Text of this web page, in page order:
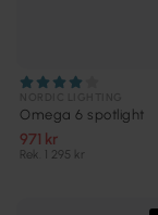
Omega 6 spotlight
971 kr
Rek. 1 295 kr